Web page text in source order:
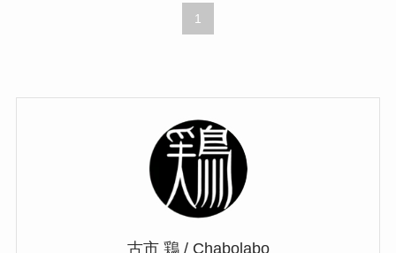
1
古市 鶏 / Chabolabo